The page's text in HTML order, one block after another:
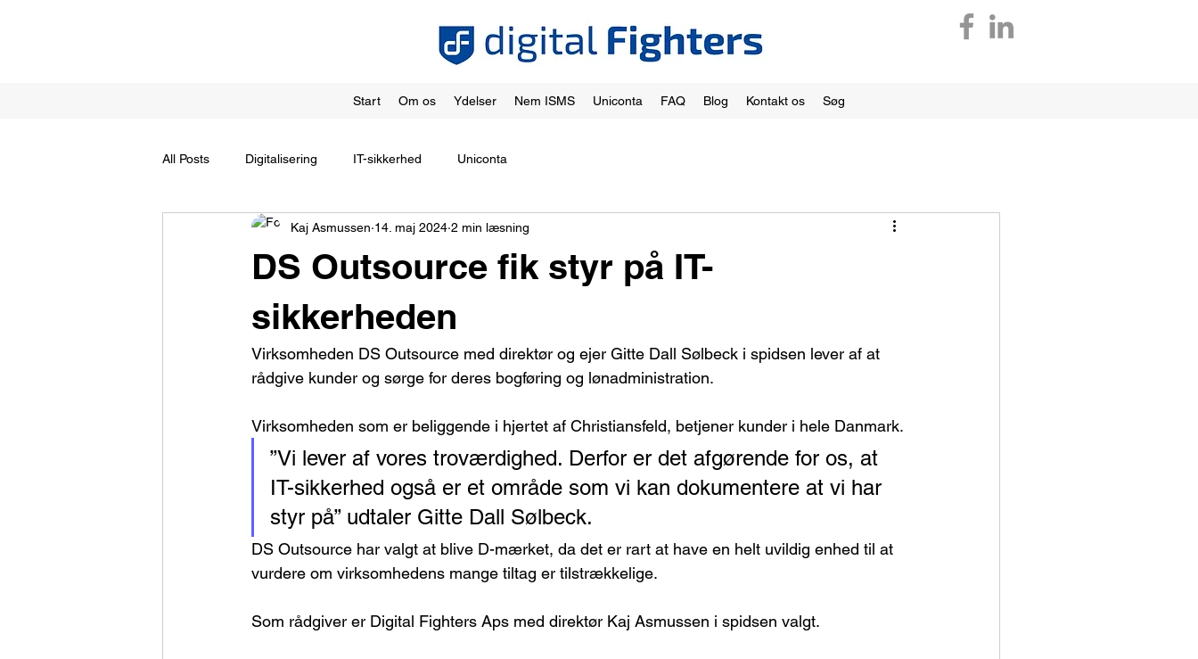
Start Om os Ydelser Nem ISMS Uniconta FAQ Blog Kontakt os Søg
All Posts Digitalisering IT-sikkerhed Uniconta
DS Outsource fik styr på IT-
sikkerheden
Kaj Asmussen 14. maj 2024 2 min læsning
Virksomheden DS Outsource med direktør og ejer Gitte Dall Sølbeck i spidsen lever af at
rådgive kunder og sørge for deres bogføring og lønadministration.
Virksomheden som er beliggende i hjertet af Christiansfeld, betjener kunder i hele Danmark.
”Vi lever af vores troværdighed. Derfor er det afgørende for os, at
IT-sikkerhed også er et område som vi kan dokumentere at vi har
styr på” udtaler Gitte Dall Sølbeck.
DS Outsource har valgt at blive D-mærket, da det er rart at have en helt uvildig enhed til at
vurdere om virksomhedens mange tiltag er tilstrækkelige.
Som rådgiver er Digital Fighters Aps med direktør Kaj Asmussen i spidsen valgt.